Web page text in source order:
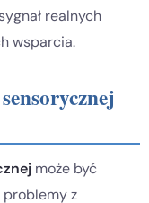
realnych
wsparcia.
może być
problemy z